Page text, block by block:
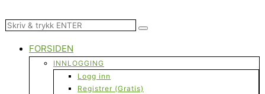
FORSIDEN
INNLOGGING
Logg inn
Registrer (Gratis)